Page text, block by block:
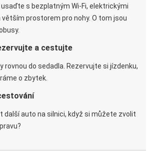
usaďte s bezplatným Wi-Fi, elektrickými
větším prostorem pro nohy. O tom jsou
a cestujte
rovnou do sedadla. Rezervujte si jízdenku,
o zbytek.
další auto na silnici, když si můžete zvolit